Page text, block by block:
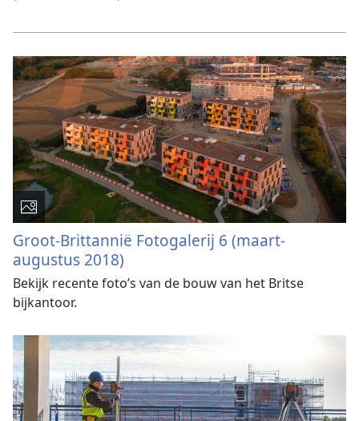
Groot-Brittannië Fotogalerij 6 (maart-
augustus 2018)
Bekijk recente foto’s van de bouw van het Britse
bijkantoor.